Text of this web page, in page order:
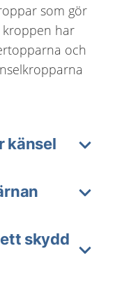
som gör
kroppen har
och
känsel
skydd